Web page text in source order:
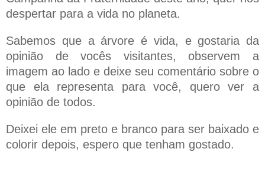
despertar para a vida no planeta.
Sabemos que a árvore é vida, e gostaria da
opinião de vocês visitantes, observem a
imagem ao lado e deixe seu comentário sobre o
que ela representa para você, quero ver a
opinião de todos.
Deixei ele em preto e branco para ser baixado e
colorir depois, espero que tenham gostado.